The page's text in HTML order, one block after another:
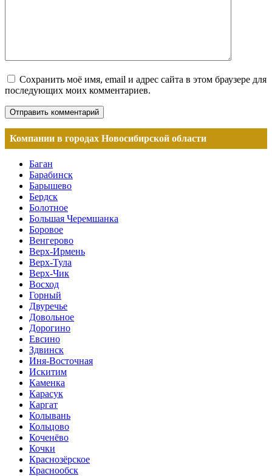
Сохранить моё имя, email и адрес сайта в этом браузере для
последующих моих комментариев.
Компании в городах Новосибирской области
Баган
Барабинск
Барышево
Бердск
Болотное
Большая Черемшанка
Боровое
Венгерово
Верх-Ирмень
Верх-Тула
Верх-Чик
Восход
Горный
Двуречье
Довольное
Дорогино
Евсино
Здвинск
Иня-Восточная
Искитим
Каменка
Карасук
Каргат
Колывань
Кольцово
Коченёво
Кочки
Краснозёрское
Краснообск